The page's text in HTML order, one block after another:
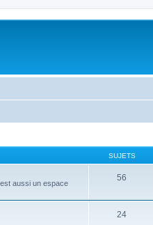
SUJETS
aussi un espace
56
24